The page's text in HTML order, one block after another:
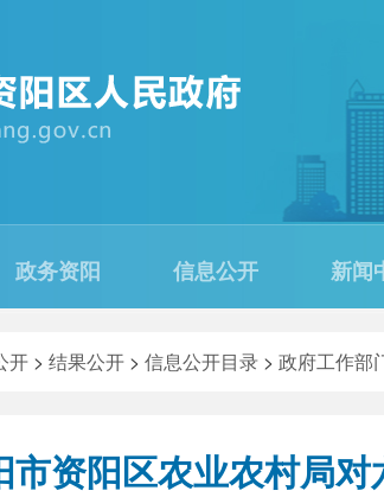
政务资阳 信息公开 新闻
开 > 结果公开 > 信息公开目录 > 政府工作部
市资阳区农业农村局